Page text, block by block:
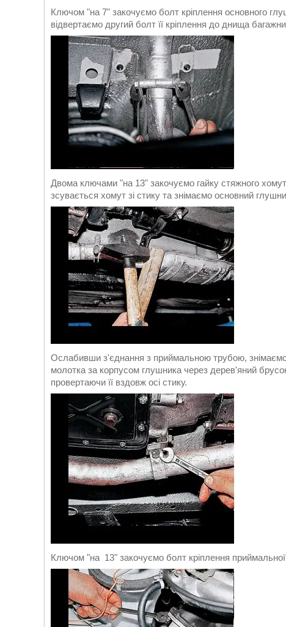
Ключом "на 7" закочуємо болт кріплення основного
відвертаємо другий болт її кріплення до днища
Двома ключами "на 13" закочуємо гайку стяжного
зсувається хомут зі стику та знімаємо основний
Ослабивши з'єднання з приймальною трубою,
молотка за корпусом глушника через дерев'яний
провертаючи її вздовж осі стику.
Ключом "на 13" закочуємо болт кріплення